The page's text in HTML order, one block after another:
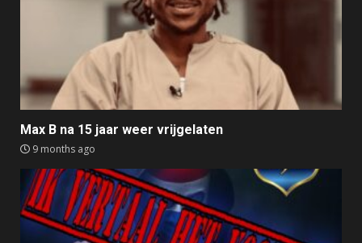
Max B na 15 jaar weer vrijgelaten
9 months ago